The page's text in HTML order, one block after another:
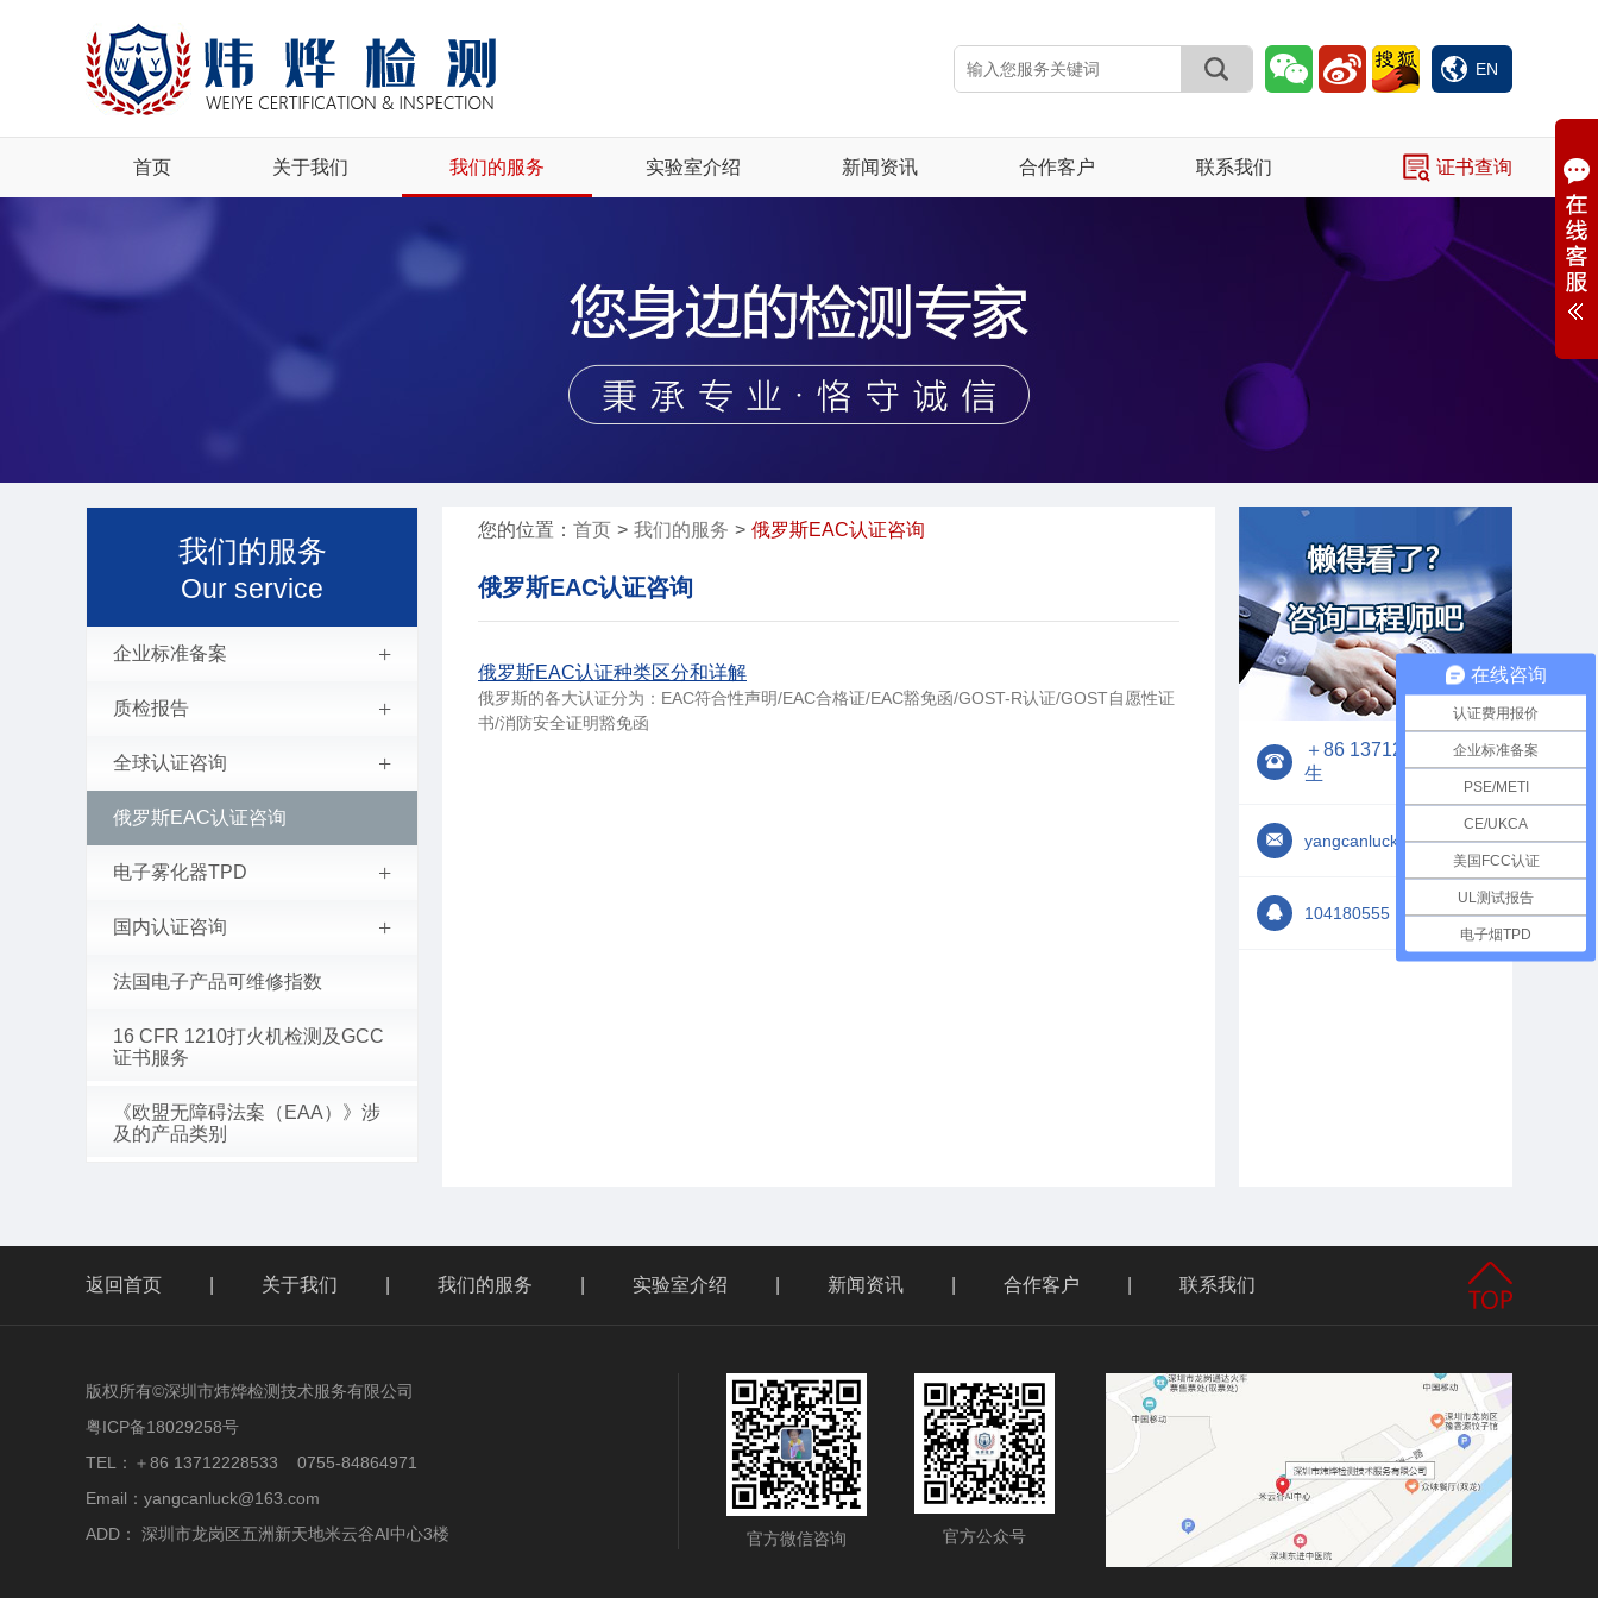
EN
首页 关于我们
资料文件
公正性声明
公司可持续发展 我们的服务
国内认证咨询
法国电子产品可维修指数
《欧盟无障碍法案（EAA）》涉及的产品类别
实验室介绍
化学成分分析 新闻资讯
业内新闻 合作客户 联系我们 证书查询
我们的服务
Our service
企业标准备案 +
质检报告 +
全球认证咨询 +
俄罗斯EAC认证咨询
电子雾化器TPD +
国内认证咨询 +
法国电子产品可维修指数
16 CFR 1210打火机检测及GCC
证书服务
《欧盟无障碍法案（EAA）》涉
及的产品类别
您的位置： 首页 > 我们的服务 > 俄罗斯EAC认证咨询
俄罗斯EAC认证咨询
俄罗斯EAC认证种类区分和详解
俄罗斯的各大认证分为：EAC符合性声明/EAC合格证/EAC豁免函/GOST-R认证/GOST自愿性证
书/消防安全证明豁免函
＋86 13712228533 杨
生
yangcanluck@163.com
104180555
返回首页 关于我们 我们的服务 实验室介绍 新闻资讯 合作客户 联系我们
版权所有©深圳市炜烨检测技术服务有限公司
粤ICP备18029258号
TEL：＋86 13712228533 0755-84864971
Email：yangcanluck@163.com
ADD： 深圳市龙岗区五洲新天地米云谷AI中心3楼
官方微信咨询 官方公众号
在线咨询
认证费用报价
企业标准备案
PSE/METI
CE/UKCA
美国FCC认证
UL测试报告
电子烟TPD